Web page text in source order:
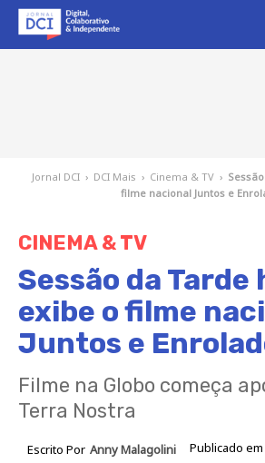
Jornal DCI › DCI Mais › Cinema & TV ›
filme nacional Juntos e
CINEMA & TV
Sessão da Tarde
exibe o filme
Juntos e
Filme na Globo começa
Terra Nostra
Escrito Por Anny Malagolini Publicado em